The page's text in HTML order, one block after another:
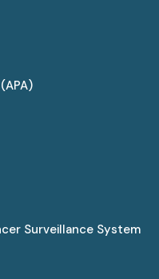
Surveillance System